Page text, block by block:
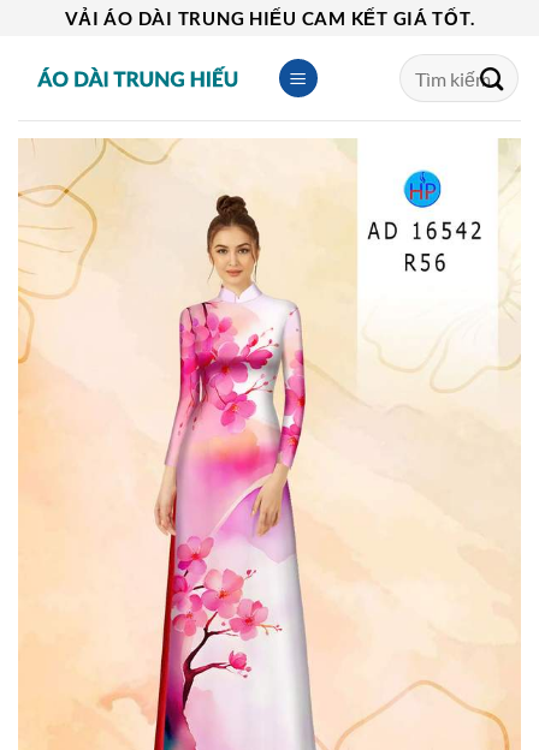
content
VẢI ÁO DÀI TRUNG HIẾU CAM KẾT GIÁ TỐT.
Tìm
kiếm: